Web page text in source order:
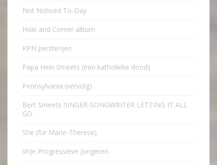
Not Noticed To-Day
Hole and Corner album
KPN persterijen
Papa Hein Smeets (een katholieke dood)
Pennsylvania (vervolg)
Bert Smeets SINGER-SONGWRITER LETTING IT ALL
GO
She (für Marie-Therese)
Vrije Progressieve Jongeren